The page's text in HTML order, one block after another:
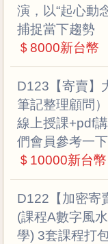
演，以“起心動
捕捉當下趨勢
＄8000新台幣
D123【寄賣】
筆記整理顧問
線上授課+pdf
們會員參考一下
＄10000新台幣
D122【加密寄
(課程A數字風
學) 3套課程打